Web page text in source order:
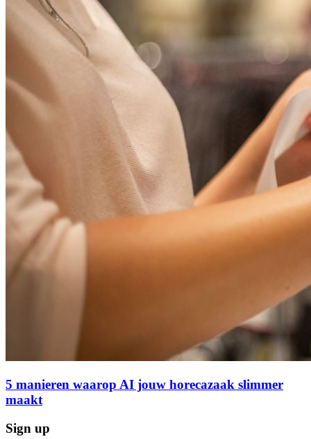
5 manieren waarop AI jouw horecazaak slimmer
maakt
Sign up